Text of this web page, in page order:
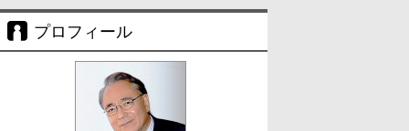
プロフィール